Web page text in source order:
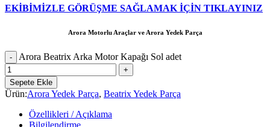
EKİBİMİZLE GÖRÜŞME SAĞLAMAK İÇİN TIKLAYINIZ
Arora Motorlu Araçlar ve Arora Yedek Parça
Arora Beatrix Arka Motor Kapağı Sol adet
Sepete Ekle
Ürün:Arora Yedek Parça, Beatrix Yedek Parça
Özellikleri / Açıklama